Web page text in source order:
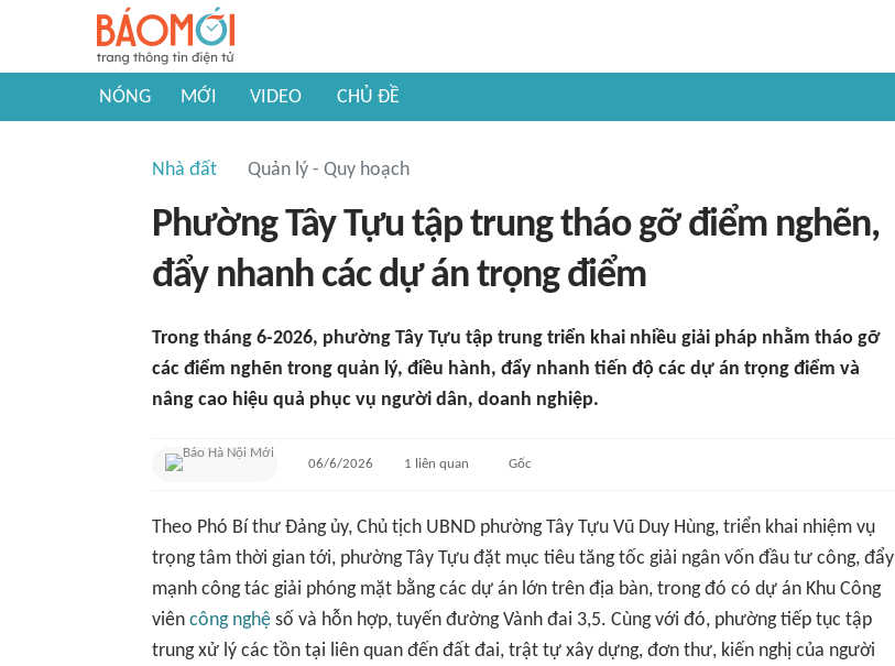
NÓNG MỚI VIDEO CHỦ ĐỀ
Nhà đất Quản lý - Quy hoạch
Phường Tây Tựu tập trung tháo gỡ điểm nghẽn,
đẩy nhanh các dự án trọng điểm
Trong tháng 6-2026, phường Tây Tựu tập trung triển khai nhiều giải pháp nhằm tháo gỡ
các điểm nghẽn trong quản lý, điều hành, đẩy nhanh tiến độ các dự án trọng điểm và
nâng cao hiệu quả phục vụ người dân, doanh nghiệp.
06/6/2026 1 liên quan Gốc
Theo Phó Bí thư Đảng ủy, Chủ tịch UBND phường Tây Tựu Vũ Duy Hùng, triển khai nhiệm vụ
trọng tâm thời gian tới, phường Tây Tựu đặt mục tiêu tăng tốc giải ngân vốn đầu tư công, đẩy
mạnh công tác giải phóng mặt bằng các dự án lớn trên địa bàn, trong đó có dự án Khu Công
viên công nghệ số và hỗn hợp, tuyến đường Vành đai 3,5. Cùng với đó, phường tiếp tục tập
trung xử lý các tồn tại liên quan đến đất đai, trật tự xây dựng, đơn thư, kiến nghị của người